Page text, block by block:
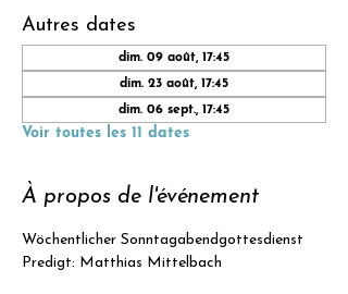
Autres dates
dim. 09 août, 17:45
dim. 23 août, 17:45
dim. 06 sept., 17:45
Voir toutes les 11 dates
À propos de l'événement
Wöchentlicher Sonntagabendgottesdienst
Predigt: Matthias Mittelbach